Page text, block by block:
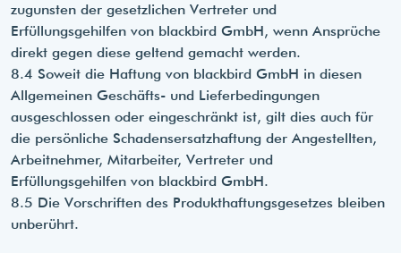
zugunsten der gesetzlichen Vertreter und
Erfüllungsgehilfen von blackbird GmbH, wenn Ansprüche
direkt gegen diese geltend gemacht werden.
8.4 Soweit die Haftung von blackbird GmbH in diesen
Allgemeinen Geschäfts- und Lieferbedingungen
ausgeschlossen oder eingeschränkt ist, gilt dies auch für
die persönliche Schadensersatzhaftung der Angestellten,
Arbeitnehmer, Mitarbeiter, Vertreter und
Erfüllungsgehilfen von blackbird GmbH.
8.5 Die Vorschriften des Produkthaftungsgesetzes bleiben
unberührt.